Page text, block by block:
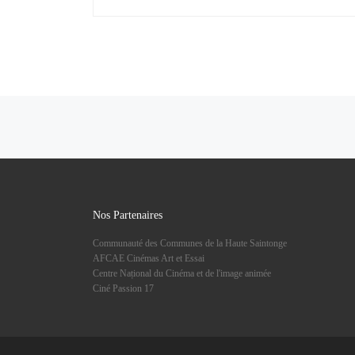
Nos Partenaires
Communauté des Communes de la Haute Saintonge
AFCAE Cinémas Art et Essai
Centre Național du Cinéma et de l'image animée
Ciné Passion 17